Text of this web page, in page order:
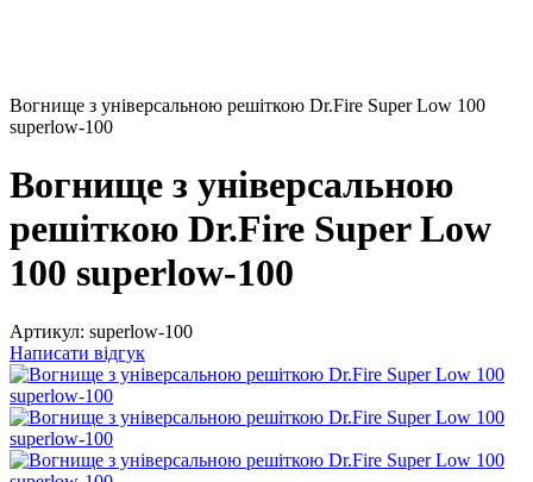
Вогнище з універсальною решіткою Dr.Fire Super Low 100
superlow-100
Вогнище з універсальною
решіткою Dr.Fire Super Low
100 superlow-100
Артикул: superlow-100
Написати відгук